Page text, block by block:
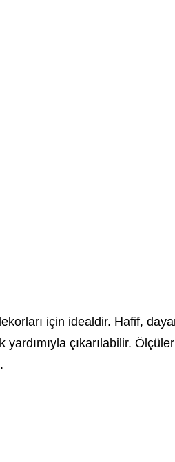
için idealdir. Hafif,
çıkarılabilir.